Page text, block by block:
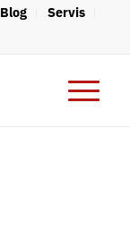
Blog
Servis